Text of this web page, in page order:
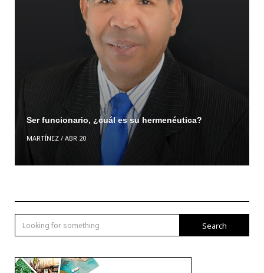
Ser funcionario, ¿cuál es su hermenéutica?
MARTÍNEZ/ ABR 20
Search